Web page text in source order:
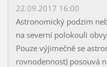
22.09.2017 16:00
Astronomický podzim
na severní polokouli
Pouze výjimečně se
rovnodennost) posouvá